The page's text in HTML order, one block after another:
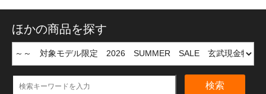
ほかの商品を探す
検索